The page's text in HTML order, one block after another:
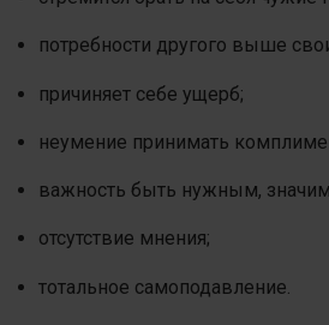
потребности другого выше
причиняет себе ущерб;
неумение принимать
важность быть нужным,
отсутствие мнения;
тотальное самоподавление.